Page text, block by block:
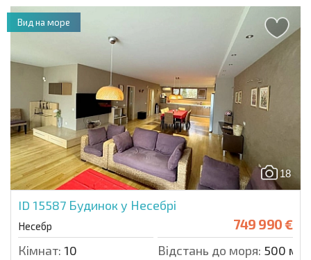
18
ID 15587 Будинок у Несебрі
Несебр 749 990 €
Кімнат: 10 Відстань до моря: 500 м.
Вид на море